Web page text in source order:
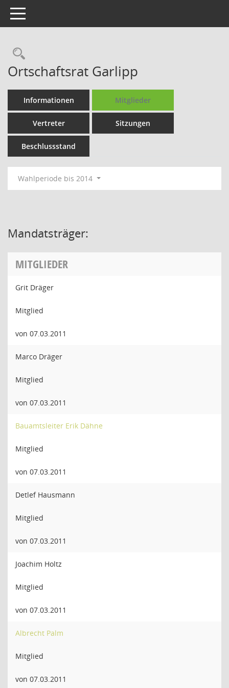
Toggle navigation
Rechercheauswahl
Ortschaftsrat Garlipp
Informationen Mitglieder
Vertreter Sitzungen
Beschlussstand
Wahlperiode bis 2014
Mandatsträger:
MITGLIEDER
Grit Dräger
Mitglied
von 07.03.2011
Marco Dräger
Mitglied
von 07.03.2011
Bauamtsleiter Erik Dähne
Mitglied
von 07.03.2011
Detlef Hausmann
Mitglied
von 07.03.2011
Joachim Holtz
Mitglied
von 07.03.2011
Albrecht Palm
Mitglied
von 07.03.2011